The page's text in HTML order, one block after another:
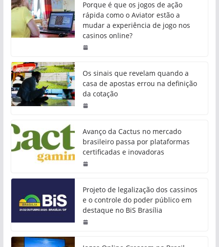
Porque é que os jogos de ação
rápida como o Aviator estão a
mudar a experiência de jogo nos
casinos online?
Os sinais que revelam quando a
casa de apostas errou na definição
da cotação
Avanço da Cactus no mercado
brasileiro passa por plataformas
certificadas e inovadoras
Projeto de legalização dos cassinos
e o controle do poder público em
destaque no BiS Brasília